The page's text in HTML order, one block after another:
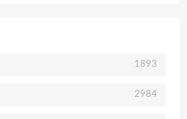
1893
2984